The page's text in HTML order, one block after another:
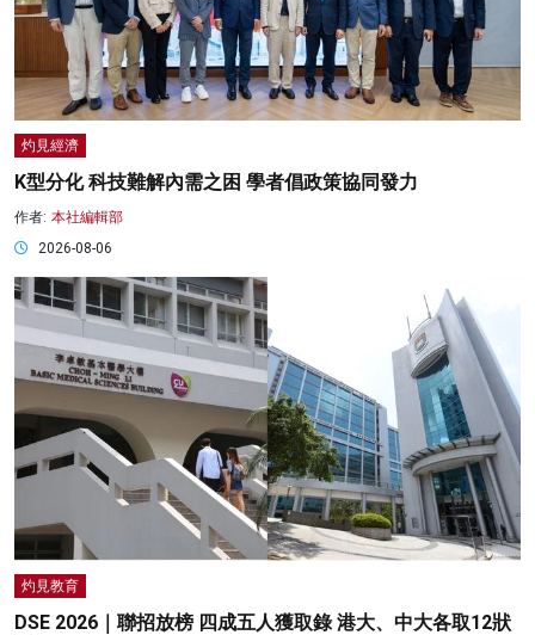
灼見經濟
K型分化 科技難解內需之困 學者倡政策協同發力
作者: 本社編輯部
2026-08-06
灼見教育
DSE 2026｜聯招放榜 四成五人獲取錄 港大、中大各取12狀